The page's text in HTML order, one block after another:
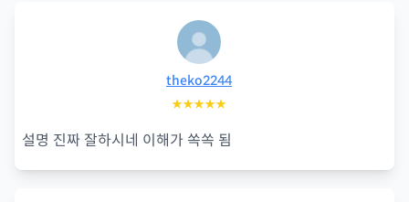
theko2244
★★★★★
설명 진짜 잘하시네 이해가 쏙쏙 됨